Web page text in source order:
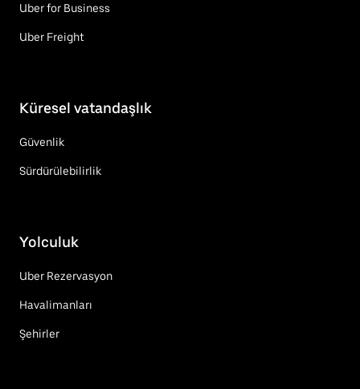
Uber for Business
Uber Freight
Küresel vatandaşlık
Güvenlik
Sürdürülebilirlik
Yolculuk
Uber Rezervasyon
Havalimanları
Şehirler